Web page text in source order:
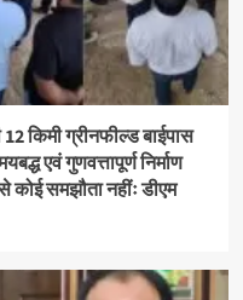
किमी ग्रीनफील्ड बाईपास
एवं गुणवत्तापूर्ण निर्माण
कोई समझौता नहींः डीएम